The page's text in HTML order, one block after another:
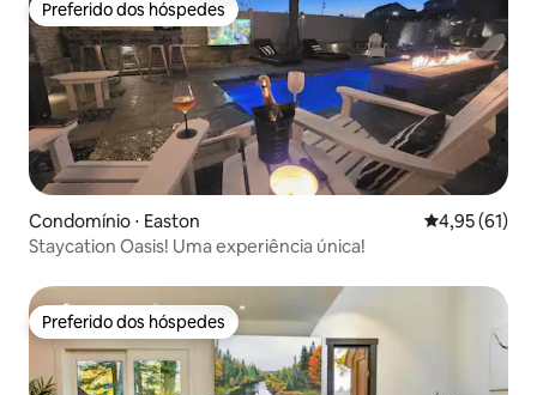
Preferido dos hóspedes
Preferido dos hóspedes
Condomínio ⋅ Easton 4,95 de uma
4,95 (61)
Staycation Oasis! Uma experiência única!
Preferido dos hóspedes
Preferido dos hóspedes